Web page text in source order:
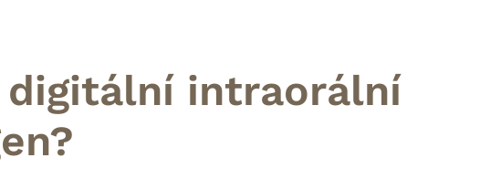
digitální intraorální